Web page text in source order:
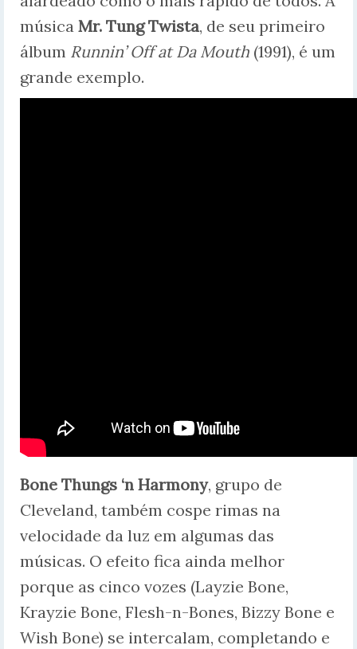
música Mr. Tung Twista, de seu primeiro
álbum Runnin’ Off at Da Mouth (1991), é um
grande exemplo.
Bone Thungs ‘n Harmony, grupo de
Cleveland, também cospe rimas na
velocidade da luz em algumas das
músicas. O efeito fica ainda melhor
porque as cinco vozes (Layzie Bone,
Krayzie Bone, Flesh-n-Bones, Bizzy Bone e
Wish Bone) se intercalam, completando e